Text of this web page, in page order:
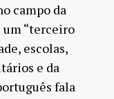
campo da
um “terceiro
escolas,
e da
fala